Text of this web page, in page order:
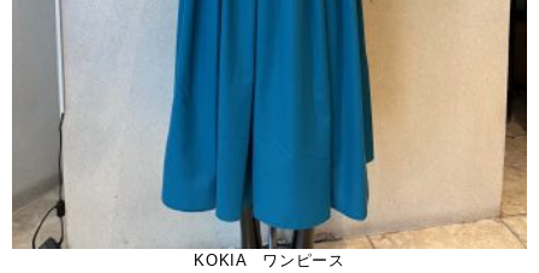
KOKIA ワンピース